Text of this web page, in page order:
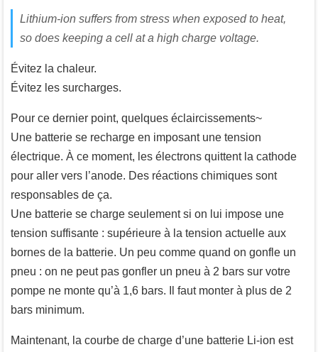
Lithium-ion suffers from stress when exposed to heat,
so does keeping a cell at a high charge voltage.
Évitez la chaleur.
Évitez les surcharges.
Pour ce dernier point, quelques éclaircissements~
Une batterie se recharge en imposant une tension
électrique. À ce moment, les électrons quittent la cathode
pour aller vers l’anode. Des réactions chimiques sont
responsables de ça.
Une batterie se charge seulement si on lui impose une
tension suffisante : supérieure à la tension actuelle aux
bornes de la batterie. Un peu comme quand on gonfle un
pneu : on ne peut pas gonfler un pneu à 2 bars sur votre
pompe ne monte qu’à 1,6 bars. Il faut monter à plus de 2
bars minimum.
Maintenant, la courbe de charge d’une batterie Li-ion est